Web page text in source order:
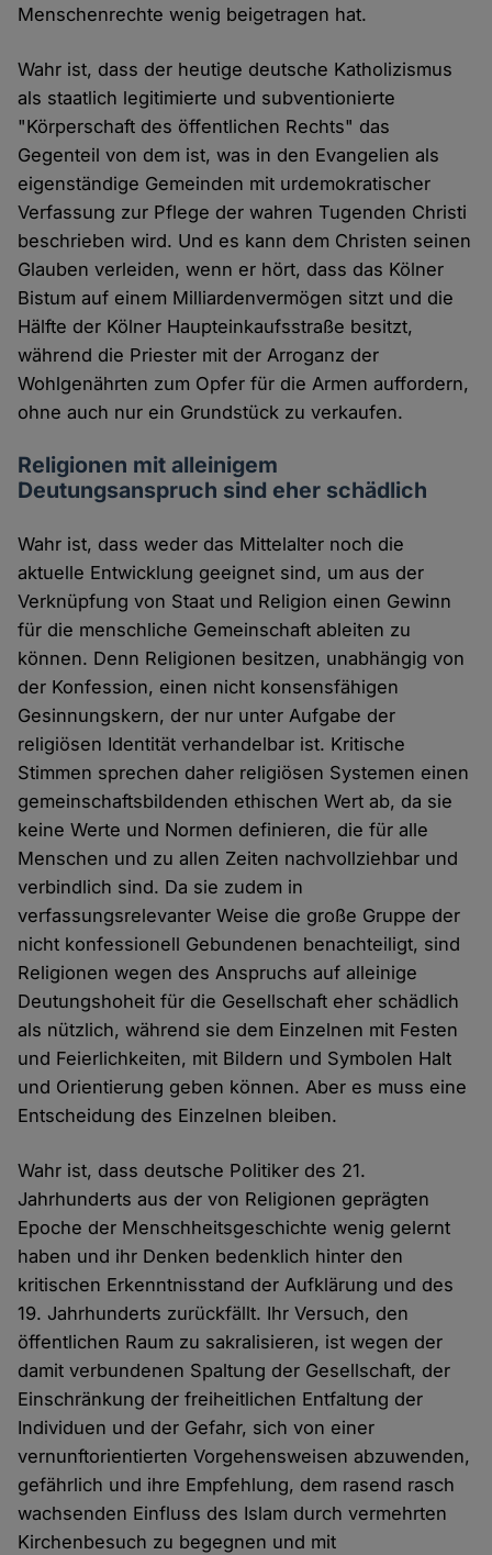
Menschenrechte wenig beigetragen hat.
Wahr ist, dass der heutige deutsche Katholizismus
als staatlich legitimierte und subventionierte
"Körperschaft des öffentlichen Rechts" das
Gegenteil von dem ist, was in den Evangelien als
eigenständige Gemeinden mit urdemokratischer
Verfassung zur Pflege der wahren Tugenden Christi
beschrieben wird. Und es kann dem Christen seinen
Glauben verleiden, wenn er hört, dass das Kölner
Bistum auf einem Milliardenvermögen sitzt und die
Hälfte der Kölner Haupteinkaufsstraße besitzt,
während die Priester mit der Arroganz der
Wohlgenährten zum Opfer für die Armen auffordern,
ohne auch nur ein Grundstück zu verkaufen.
Religionen mit alleinigem
Deutungsanspruch sind eher schädlich
Wahr ist, dass weder das Mittelalter noch die
aktuelle Entwicklung geeignet sind, um aus der
Verknüpfung von Staat und Religion einen Gewinn
für die menschliche Gemeinschaft ableiten zu
können. Denn Religionen besitzen, unabhängig von
der Konfession, einen nicht konsensfähigen
Gesinnungskern, der nur unter Aufgabe der
religiösen Identität verhandelbar ist. Kritische
Stimmen sprechen daher religiösen Systemen einen
gemeinschaftsbildenden ethischen Wert ab, da sie
keine Werte und Normen definieren, die für alle
Menschen und zu allen Zeiten nachvollziehbar und
verbindlich sind. Da sie zudem in
verfassungsrelevanter Weise die große Gruppe der
nicht konfessionell Gebundenen benachteiligt, sind
Religionen wegen des Anspruchs auf alleinige
Deutungshoheit für die Gesellschaft eher schädlich
als nützlich, während sie dem Einzelnen mit Festen
und Feierlichkeiten, mit Bildern und Symbolen Halt
und Orientierung geben können. Aber es muss eine
Entscheidung des Einzelnen bleiben.
Wahr ist, dass deutsche Politiker des 21.
Jahrhunderts aus der von Religionen geprägten
Epoche der Menschheitsgeschichte wenig gelernt
haben und ihr Denken bedenklich hinter den
kritischen Erkenntnisstand der Aufklärung und des
19. Jahrhunderts zurückfällt. Ihr Versuch, den
öffentlichen Raum zu sakralisieren, ist wegen der
damit verbundenen Spaltung der Gesellschaft, der
Einschränkung der freiheitlichen Entfaltung der
Individuen und der Gefahr, sich von einer
vernunftorientierten Vorgehensweisen abzuwenden,
gefährlich und ihre Empfehlung, dem rasend rasch
wachsenden Einfluss des Islam durch vermehrten
Kirchenbesuch zu begegnen und mit